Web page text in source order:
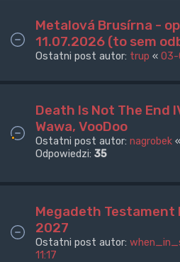
Metalová Brusírna -
11.07.2026 (to sem
Ostatni post autor: trup « 03-
Death Is Not The End
Wawa, VooDoo
Ostatni post autor: nagrobek «
Odpowiedzi: 35
Megadeth Testament
2027
Ostatni post autor:
11:17